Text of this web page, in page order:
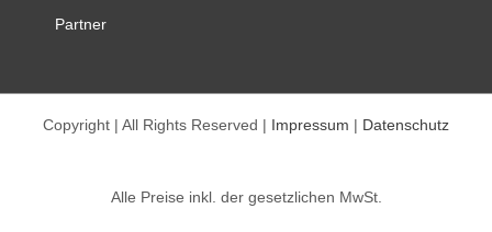
Partner
Copyright | All Rights Reserved | Impressum | Datenschutz
Alle Preise inkl. der gesetzlichen MwSt.